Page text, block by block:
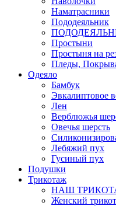
Наматрасники
Пододеяльник
Простыни
Простыня на
Пледы,
Одеяло
Бамбук
Эвкалиптовое
Лен
Верблюжья
Овечья шерсть
Лебяжий пух
Гусиный пух
Подушки
Трикотаж
НАШ
Женский